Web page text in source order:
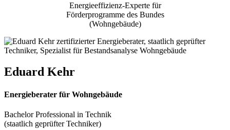
Energieeffizienz-Experte für
Förderprogramme des Bundes
(Wohngebäude)
Eduard Kehr
Energieberater für Wohngebäude
Bachelor Professional in Technik
(staatlich geprüfter Techniker)